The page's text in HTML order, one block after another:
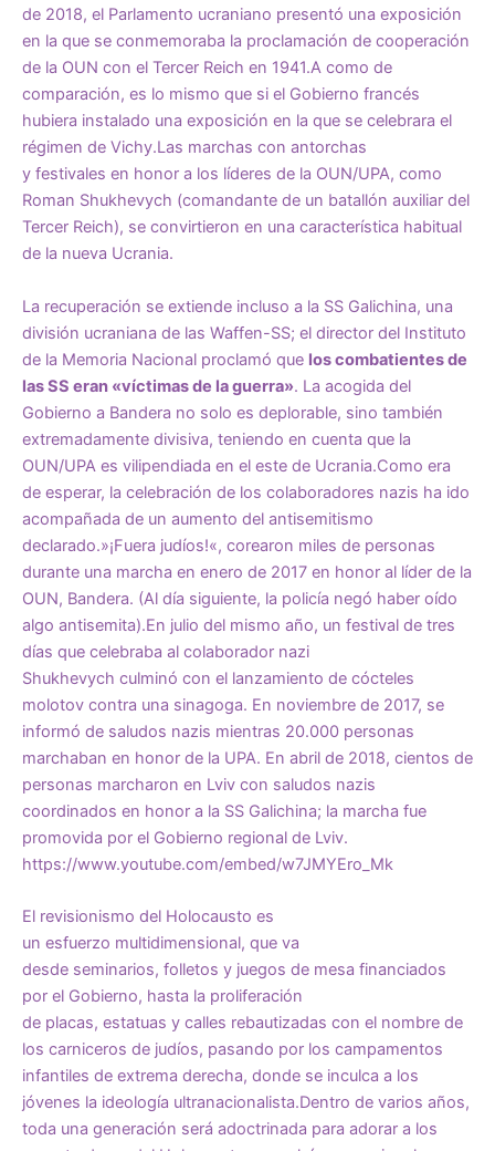
de 2018, el Parlamento ucraniano presentó una exposición
en la que se conmemoraba la proclamación de cooperación
de la OUN con el Tercer Reich en 1941.A como de
comparación, es lo mismo que si el Gobierno francés
hubiera instalado una exposición en la que se celebrara el
régimen de Vichy.Las marchas con antorchas
y festivales en honor a los líderes de la OUN/UPA, como
Roman Shukhevych (comandante de un batallón auxiliar del
Tercer Reich), se convirtieron en una característica habitual
de la nueva Ucrania.
La recuperación se extiende incluso a la SS Galichina, una
división ucraniana de las Waffen-SS; el director del Instituto
de la Memoria Nacional proclamó que los combatientes de
las SS eran «víctimas de la guerra». La acogida del
Gobierno a Bandera no solo es deplorable, sino también
extremadamente divisiva, teniendo en cuenta que la
OUN/UPA es vilipendiada en el este de Ucrania.Como era
de esperar, la celebración de los colaboradores nazis ha ido
acompañada de un aumento del antisemitismo
declarado.»¡Fuera judíos!«, corearon miles de personas
durante una marcha en enero de 2017 en honor al líder de la
OUN, Bandera. (Al día siguiente, la policía negó haber oído
algo antisemita).En julio del mismo año, un festival de tres
días que celebraba al colaborador nazi
Shukhevych culminó con el lanzamiento de cócteles
molotov contra una sinagoga. En noviembre de 2017, se
informó de saludos nazis mientras 20.000 personas
marchaban en honor de la UPA. En abril de 2018, cientos de
personas marcharon en Lviv con saludos nazis
coordinados en honor a la SS Galichina; la marcha fue
promovida por el Gobierno regional de Lviv.
https://www.youtube.com/embed/w7JMYEro_Mk
El revisionismo del Holocausto es
un esfuerzo multidimensional, que va
desde seminarios, folletos y juegos de mesa financiados
por el Gobierno, hasta la proliferación
de placas, estatuas y calles rebautizadas con el nombre de
los carniceros de judíos, pasando por los campamentos
infantiles de extrema derecha, donde se inculca a los
jóvenes la ideología ultranacionalista.Dentro de varios años,
toda una generación será adoctrinada para adorar a los